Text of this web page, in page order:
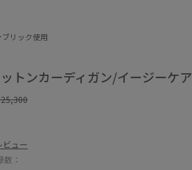
リック使用
トンカーディガン/イージーケア
ビュー
：